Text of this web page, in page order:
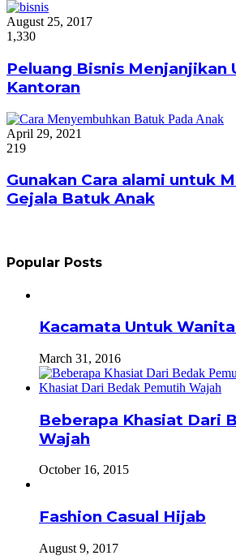
August 25, 2017
1,330
Peluang Bisnis Menjanjikan
Kantoran
April 29, 2021
219
Gunakan Cara alami untuk
Gejala Batuk Anak
Popular Posts
Kacamata Untuk
March 31, 2016
Beberapa Khasiat Dari
Wajah
October 16, 2015
Fashion Casual Hijab
August 9, 2017